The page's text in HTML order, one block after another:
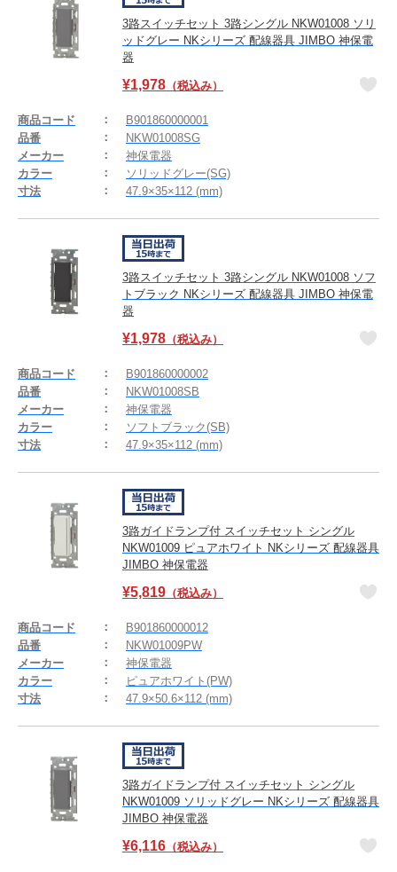
3路スイッチセット 3路シングル NKW01008 ソリ
ッドグレー NKシリーズ 配線器具 JIMBO 神保電
器
¥1,978 （税込み）
商品コード
B901860000001
品番
NKW01008SG
メーカー
神保電器
カラー
ソリッドグレー(SG)
寸法
47.9×35×112 (mm)
3路スイッチセット 3路シングル NKW01008 ソフ
トブラック NKシリーズ 配線器具 JIMBO 神保電
器
¥1,978 （税込み）
商品コード
B901860000002
品番
NKW01008SB
メーカー
神保電器
カラー
ソフトブラック(SB)
寸法
47.9×35×112 (mm)
3路ガイドランプ付 スイッチセット シングル
NKW01009 ピュアホワイト NKシリーズ 配線器具
JIMBO 神保電器
¥5,819 （税込み）
商品コード
B901860000012
品番
NKW01009PW
メーカー
神保電器
カラー
ピュアホワイト(PW)
寸法
47.9×50.6×112 (mm)
3路ガイドランプ付 スイッチセット シングル
NKW01009 ソリッドグレー NKシリーズ 配線器具
JIMBO 神保電器
¥6,116 （税込み）